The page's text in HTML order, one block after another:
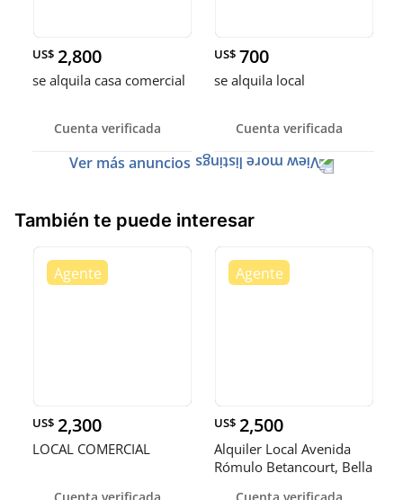
US$ 2,800
se alquila casa comercial
Cuenta verificada
US$ 700
se alquila local
Cuenta verificada
Ver más anuncios
También te puede interesar
US$ 2,300
LOCAL COMERCIAL
Cuenta verificada
US$ 2,500
Alquiler Local Avenida
Rómulo Betancourt, Bella
Cuenta verificada